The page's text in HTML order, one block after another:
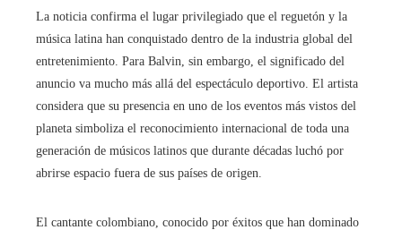
La noticia confirma el lugar privilegiado que el reguetón y la
música latina han conquistado dentro de la industria global del
entretenimiento. Para Balvin, sin embargo, el significado del
anuncio va mucho más allá del espectáculo deportivo. El artista
considera que su presencia en uno de los eventos más vistos del
planeta simboliza el reconocimiento internacional de toda una
generación de músicos latinos que durante décadas luchó por
abrirse espacio fuera de sus países de origen.
El cantante colombiano, conocido por éxitos que han dominado